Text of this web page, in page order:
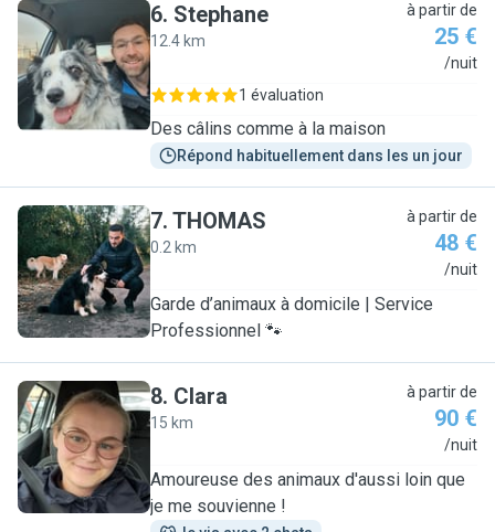
S
6. Stephane
12.4 km
à partir de
25 €
/nuit
1 évaluation
Des câlins comme à la maison
Répond habituellement dans les un jour
T
7. THOMAS
0.2 km
à partir de
48 €
/nuit
Garde d’animaux à domicile | Service
Professionnel 🐾
C
8. Clara
15 km
à partir de
90 €
/nuit
Amoureuse des animaux d'aussi loin que
je me souvienne !